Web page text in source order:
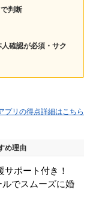
判断
確認が必須・サク
プリの得点詳細はこちら
め理由
サポート付き！
ルでスムーズに婚